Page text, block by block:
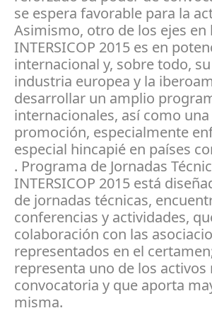
se espera favorable para la
Asimismo, otro de los ejes en
INTERSICOP 2015 es en
internacional y, sobre todo,
industria europea y la
desarrollar un amplio
internacionales, así como
promoción, especialmente
especial hincapié en países
. Programa de Jornadas
INTERSICOP 2015 está
de jornadas técnicas,
conferencias y actividades,
colaboración con las
representados en el
representa uno de los
convocatoria y que aporta
misma.